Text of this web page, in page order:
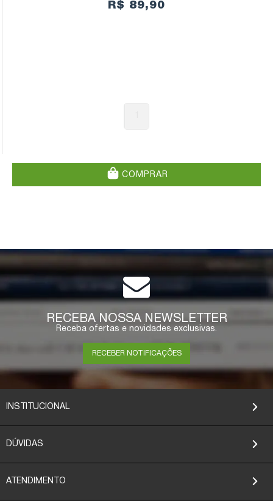
R$ 89,90
COMPRAR
RECEBA NOSSA NEWSLETTER
Receba ofertas e novidades exclusivas.
RECEBER NOTIFICAÇÕES
INSTITUCIONAL
DÚVIDAS
ATENDIMENTO